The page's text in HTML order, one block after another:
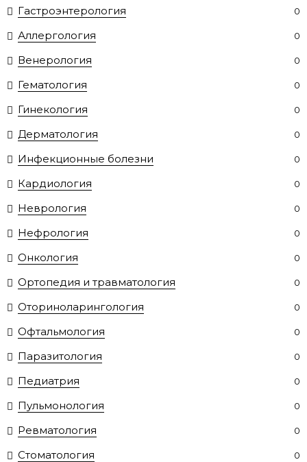
Гастроэнтерология 0
Аллергология 0
Венерология 0
Гематология 0
Гинекология 0
Дерматология 0
Инфекционные болезни 0
Кардиология 0
Неврология 0
Нефрология 0
Онкология 0
Ортопедия и травматология 0
Оториноларингология 0
Офтальмология 0
Паразитология 0
Педиатрия 0
Пульмонология 0
Ревматология 0
Стоматология 0